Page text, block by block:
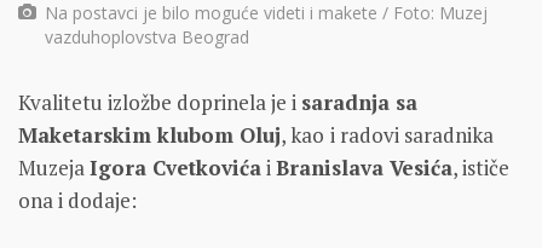
Na postavci je bilo moguće videti i makete / Foto: Muzej
vazduhoplovstva Beograd
Kvalitetu izložbe doprinela je i saradnja sa
Maketarskim klubom Oluj, kao i radovi saradnika
MuzejaIgora CvetkovićaiBranislava Vesića, ističe
ona i dodaje: